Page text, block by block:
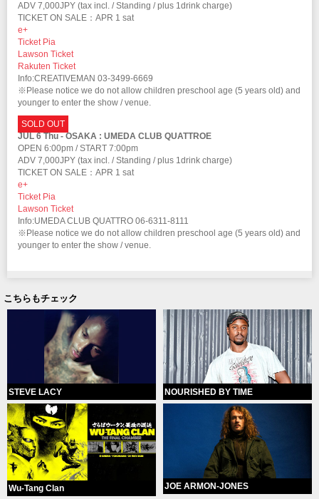
ADV 7,000JPY (tax incl. / Standing / plus 1drink charge)
TICKET ON SALE：APR 1 sat
e+
Ticket Pia
Lawson Ticket
Rakuten Ticket
Info:CREATIVEMAN 03-3499-6669
※Please notice we do not allow children preschool age (5 years old) and
younger to enter the show / venue.
SOLD OUT
JUL 6 Thu - OSAKA : UMEDA CLUB QUATTROE
OPEN 6:00pm / START 7:00pm
ADV 7,000JPY (tax incl. / Standing / plus 1drink charge)
TICKET ON SALE：APR 1 sat
e+
Ticket Pia
Lawson Ticket
Info:UMEDA CLUB QUATTRO 06-6311-8111
※Please notice we do not allow children preschool age (5 years old) and
younger to enter the show / venue.
こちらもチェック
STEVE LACY NOURISHED BY TIME
Wu-Tang Clan JOE ARMON-JONES